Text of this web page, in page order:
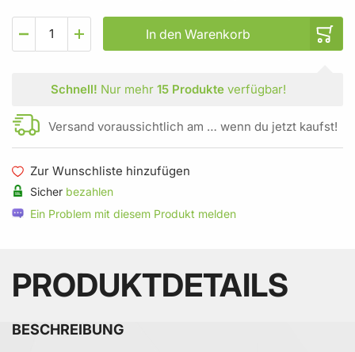
In den Warenkorb
Schnell! Nur mehr 15 Produkteverfügbar!
Versand voraussichtlich am … wenn du jetzt kaufst!
Zur Wunschliste hinzufügen
Sicher bezahlen
Ein Problem mit diesem Produkt melden
PRODUKTDETAILS
BESCHREIBUNG